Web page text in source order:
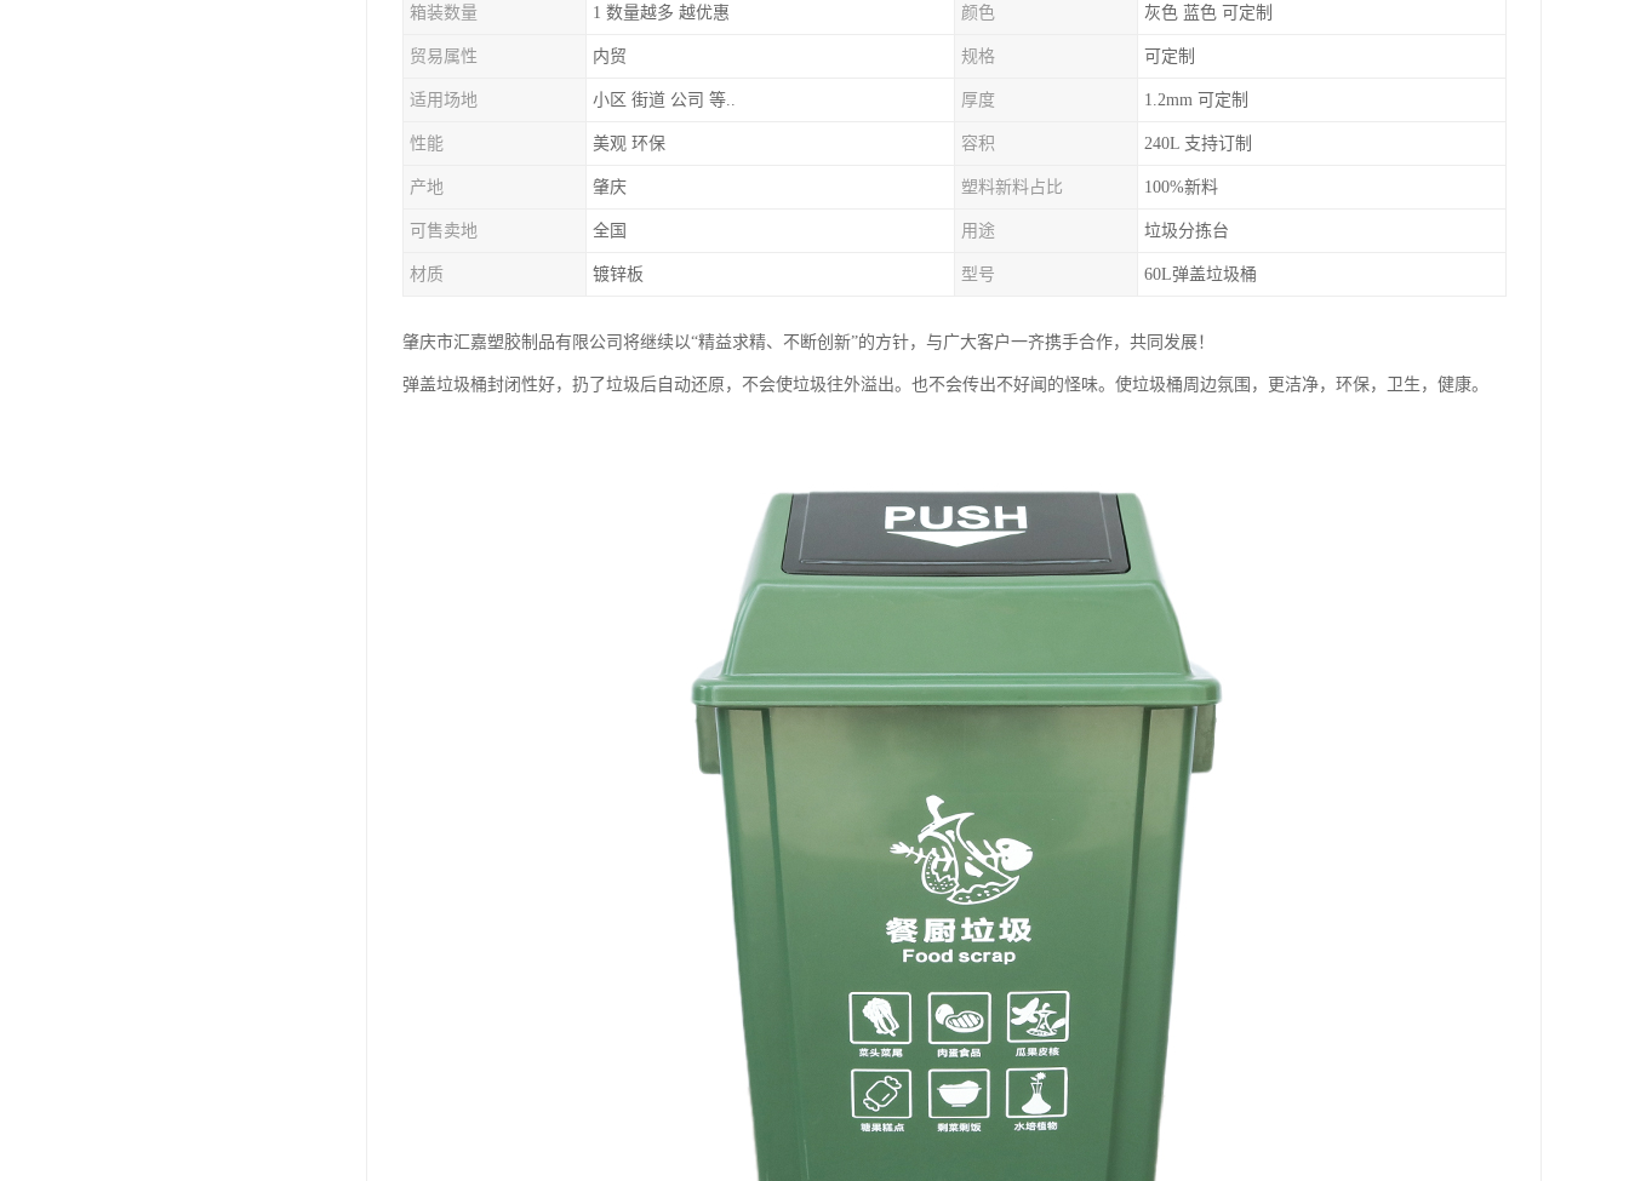
箱装数量 1 数量越多 越优惠 颜色 灰色 蓝色 可定制
贸易属性 内贸 规格 可定制
适用场地 小区 街道 公司 等.. 厚度 1.2mm 可定制
性能 美观 环保 容积 240L 支持订制
产地 肇庆 塑料新料占比 100%新料
可售卖地 全国 用途 垃圾分拣台
材质 镀锌板 型号 60L弹盖垃圾桶
肇庆市汇嘉塑胶制品有限公司将继续以“精益求精、不断创新”的方针，与广大客户一齐携手合作，共同发展！
弹盖垃圾桶封闭性好，扔了垃圾后自动还原，不会使垃圾往外溢出。也不会传出不好闻的怪味。使垃圾桶周边氛围，更洁净，环保，卫生，健康。